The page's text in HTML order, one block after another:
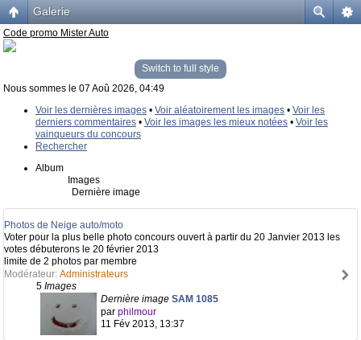
Galerie
Code promo Mister Auto
Switch to full style
Nous sommes le 07 Aoû 2026, 04:49
Voir les dernières images • Voir aléatoirement les images • Voir les
derniers commentaires • Voir les images les mieux notées • Voir les
vainqueurs du concours
Rechercher
Album
Images
Dernière image
Photos de Neige auto/moto
Voter pour la plus belle photo concours ouvert à partir du 20 Janvier 2013 les
votes débuterons le 20 février 2013
limite de 2 photos par membre
Modérateur: Administrateurs
5 Images
Dernière image SAM 1085
par philmour
11 Fév 2013, 13:37